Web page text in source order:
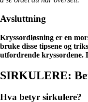
Avsluttning
Kryssordløsning er en
bruke disse tipsene og
utfordrende kryssordene.
SIRKULERE:
Hva betyr sirkulere?